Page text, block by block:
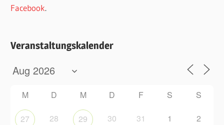
Facebook.
Veranstaltungskalender
M D M D F S S
27 28 29 30 31 1 2